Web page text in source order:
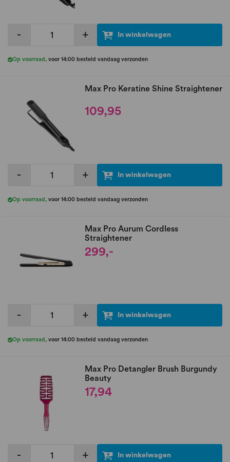
- + In winkelwagen
Op voorraad , voor 14:00 besteld vandaag verzonden
Max Pro Keratine Shine Straightener
109,95
- + In winkelwagen
Op voorraad , voor 14:00 besteld vandaag verzonden
Max Pro Aurum Cordless
Straightener
299,-
- + In winkelwagen
Op voorraad , voor 14:00 besteld vandaag verzonden
Max Pro Detangler Brush Burgundy
Beauty
17,94
- + In winkelwagen